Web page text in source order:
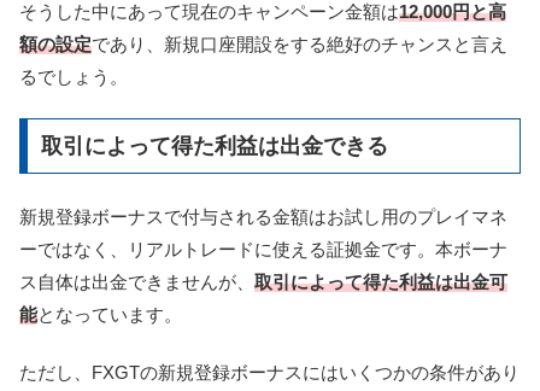
そうした中にあって現在のキャンペーン金額は12,000円と高
額の設定であり、新規口座開設をする絶好のチャンスと言え
るでしょう。
取引によって得た利益は出金できる
新規登録ボーナスで付与される金額はお試し用のプレイマネ
ーではなく、リアルトレードに使える証拠金です。本ボーナ
ス自体は出金できませんが、 取引によって得た利益は出金可
能となっています。
ただし、FXGTの新規登録ボーナスにはいくつかの条件があり